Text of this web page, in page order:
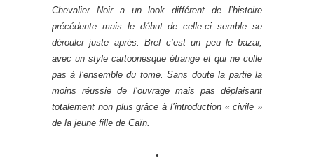
Chevalier Noir a un look différent de l’histoire
précédente mais le début de celle-ci semble se
dérouler juste après. Bref c’est un peu le bazar,
avec un style cartoonesque étrange et qui ne colle
pas à l’ensemble du tome. Sans doute la partie la
moins réussie de l’ouvrage mais pas déplaisant
totalement non plus grâce à l’introduction « civile »
de la jeune fille de Caïn.
•